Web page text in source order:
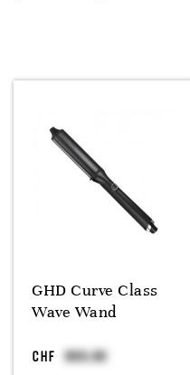
GHD Curve Class
Wave Wand
CHF